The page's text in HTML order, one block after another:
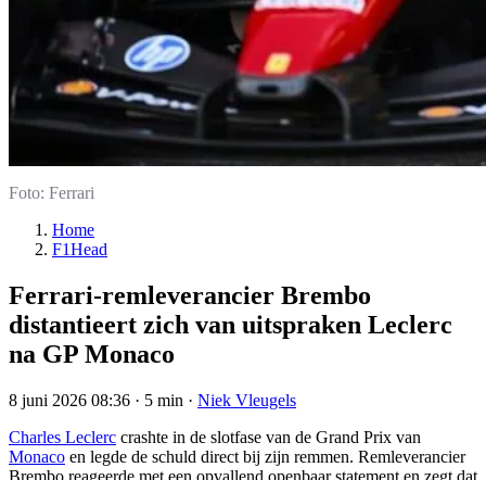
Foto: Ferrari
Home
F1Head
Ferrari-remleverancier Brembo
distantieert zich van uitspraken Leclerc
na GP Monaco
8 juni 2026 08:36 · 5 min · Niek Vleugels
Charles Leclerc crashte in de slotfase van de Grand Prix van
Monaco en legde de schuld direct bij zijn remmen. Remleverancier